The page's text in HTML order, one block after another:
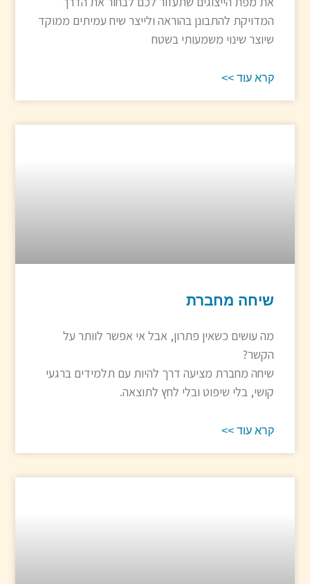
המדויקת להתבונן בהוראה ולייצר שיח עמיתים ממוקד
שיוצר שינוי משמעותי בשטח
קרא עוד >>
שיחה מחברת
מה עושים כשאין פתרון, אבל אי אפשר לוותר על
הקשר?
שיחה מחברת מציעה דרך להיות עם תלמידים ברגעי
קושי, בלי שיפוט ובלי לחץ לתוצאה.
קרא עוד >>